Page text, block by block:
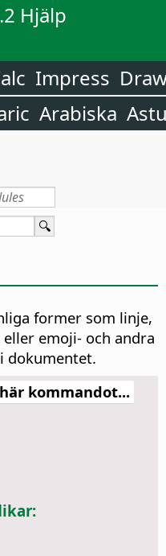
Hjälp
Impress
Arabiska
former som linje,
emoji- och andra
dokumentet.
kommandot...